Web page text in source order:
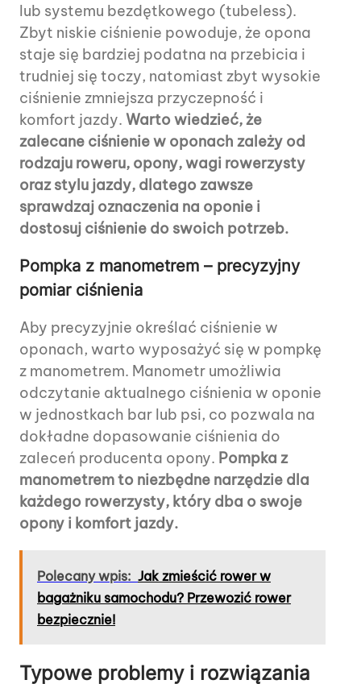
lub systemu bezdętkowego (tubeless).
Zbyt niskie ciśnienie powoduje, że opona
staje się bardziej podatna na przebicia i
trudniej się toczy, natomiast zbyt wysokie
ciśnienie zmniejsza przyczepność i
komfort jazdy. Warto wiedzieć, że
zalecane ciśnienie w oponach zależy od
rodzaju roweru, opony, wagi rowerzysty
oraz stylu jazdy, dlatego zawsze
sprawdzaj oznaczenia na oponie i
dostosuj ciśnienie do swoich potrzeb.
Pompka z manometrem – precyzyjny
pomiar ciśnienia
Aby precyzyjnie określać ciśnienie w
oponach, warto wyposażyć się w pompkę
z manometrem. Manometr umożliwia
odczytanie aktualnego ciśnienia w oponie
w jednostkach bar lub psi, co pozwala na
dokładne dopasowanie ciśnienia do
zaleceń producenta opony. Pompka z
manometrem to niezbędne narzędzie dla
każdego rowerzysty, który dba o swoje
opony i komfort jazdy.
Polecany wpis: Jak zmieścić rower w
bagażniku samochodu? Przewozić rower
bezpiecznie!
Typowe problemy i rozwiązania